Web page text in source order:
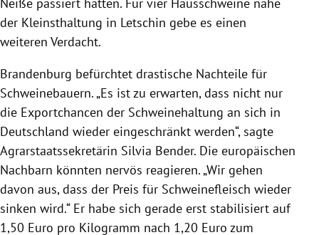
der Kleinsthaltung in Letschin gebe es einen
weiteren Verdacht.
Brandenburg befürchtet drastische Nachteile für
Schweinebauern. „Es ist zu erwarten, dass nicht nur
die Exportchancen der Schweinehaltung an sich in
Deutschland wieder eingeschränkt werden“, sagte
Agrarstaatssekretärin Silvia Bender. Die europäischen
Nachbarn könnten nervös reagieren. „Wir gehen
davon aus, dass der Preis für Schweinefleisch wieder
sinken wird.“ Er habe sich gerade erst stabilisiert auf
1,50 Euro pro Kilogramm nach 1,20 Euro zum